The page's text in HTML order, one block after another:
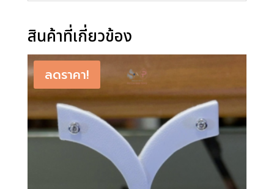
สินค้าที่เกี่ยวข้อง
ลดราคา!